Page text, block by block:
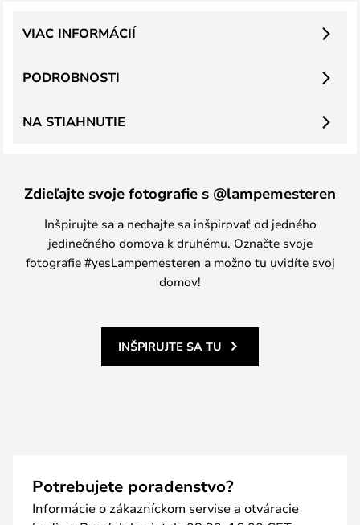
PODROBNOSTI
VIAC INFORMÁCIÍ
NA STIAHNUTIE
Zdieľajte svoje fotografie s @lampemesteren
Inšpirujte sa a nechajte sa inšpirovať od jedného
jedinečného domova k druhému. Označte svoje
fotografie #yesLampemesteren a možno tu uvidíte svoj
domov!
INŠPIRUJTE SA TU
Potrebujete poradenstvo?
Informácie o zákazníckom servise a otváracie